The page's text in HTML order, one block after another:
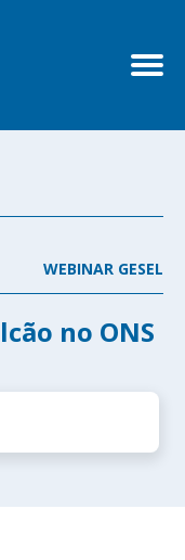
WEBINAR GESEL
no ONS